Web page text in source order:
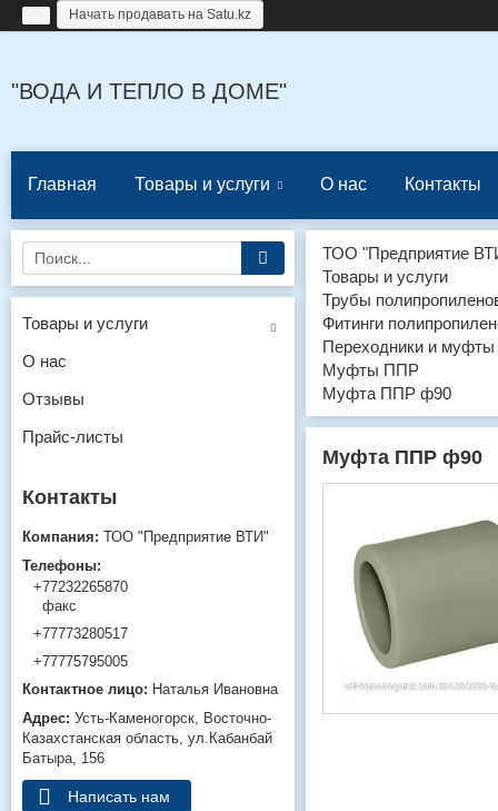
Начать продавать на Satu.kz
"ВОДА И ТЕПЛО В ДОМЕ"
Главная Товары и услуги О нас Контакты
ТОО "Предприятие
Товары и услуги
Трубы
Фитинги
Переходники и
Муфты ППР
Муфта ППР ф90
Муфта ППР ф90
Товары и услуги
О нас
Отзывы
Прайс-листы
ТОО "Предприятие ВТИ"
+77232265870
факс
+77773280517
+77775795005
Наталья Ивановна
Усть-Каменогорск
Восточно-
Казахстанская область ул.Кабанбай
Батыра, 156
Написать нам